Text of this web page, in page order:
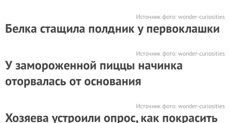
Источник фото: wonder-curiosities
Белка стащила полдник у первоклашки
Источник фото: wonder-curiosities
У замороженной пиццы начинка
оторвалась от основания
Источник фото: wonder-curiosities
Хозяева устроили опрос, как покрасить